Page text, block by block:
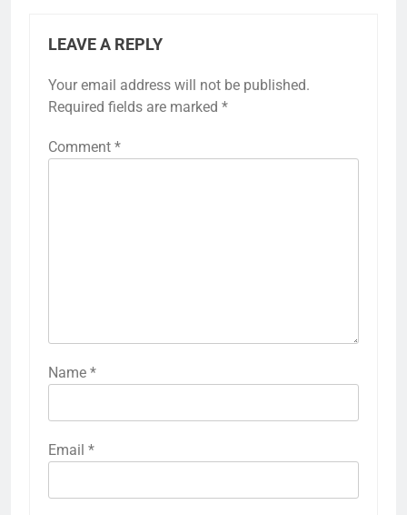
LEAVE A REPLY
Your email address will not be published.
Required fields are marked *
Comment *
Name *
Email *